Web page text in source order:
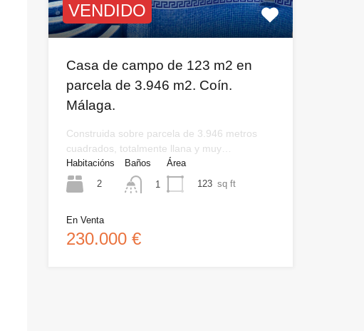
VENDIDO
Casa de campo de 123 m2 en
parcela de 3.946 m2. Coín.
Málaga.
Construida sobre parcela de 3.946 metros
cuadrados, totalmente llana y muy…
Habitacións
2
Baños
1
Área
123 sq ft
En Venta
230.000 €